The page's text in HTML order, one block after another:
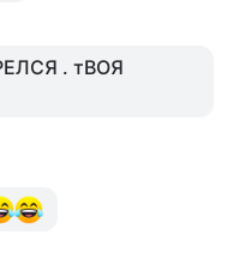
. тВОЯ